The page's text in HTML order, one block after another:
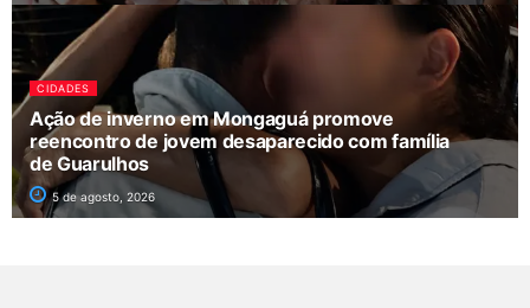
CIDADES
Ação de inverno em Mongaguá promove
reencontro de jovem desaparecido com família
de Guarulhos
5 de agosto, 2026